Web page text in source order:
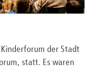
der Stadt
statt. Es waren